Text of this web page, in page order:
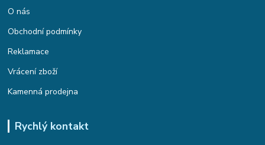
O nás
Obchodní podmínky
Reklamace
Vrácení zboží
Kamenná prodejna
Rychlý kontakt